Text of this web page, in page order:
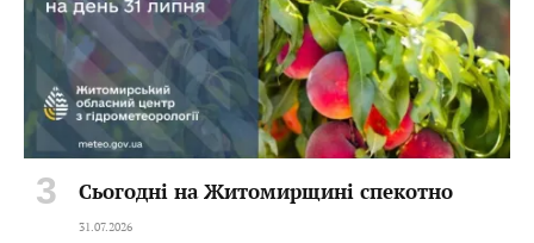
Сьогодні на Житомирщині спекотно
31.07.2026